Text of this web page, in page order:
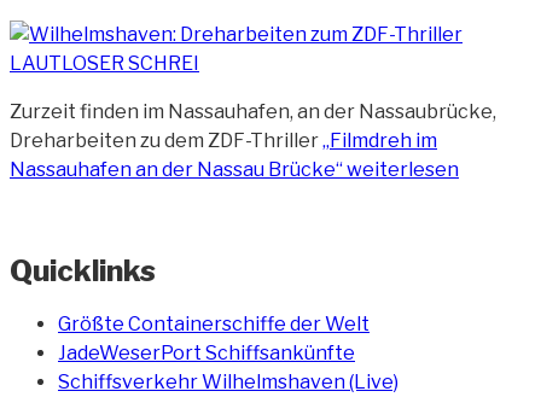
Zurzeit finden im Nassauhafen, an der Nassaubrücke,
Dreharbeiten zu dem ZDF-Thriller„Filmdreh im
Nassauhafen an der Nassau Brücke“weiterlesen
Quicklinks
Größte Containerschiffe der Welt
JadeWeserPort Schiffsankünfte
Schiffsverkehr Wilhelmshaven (Live)